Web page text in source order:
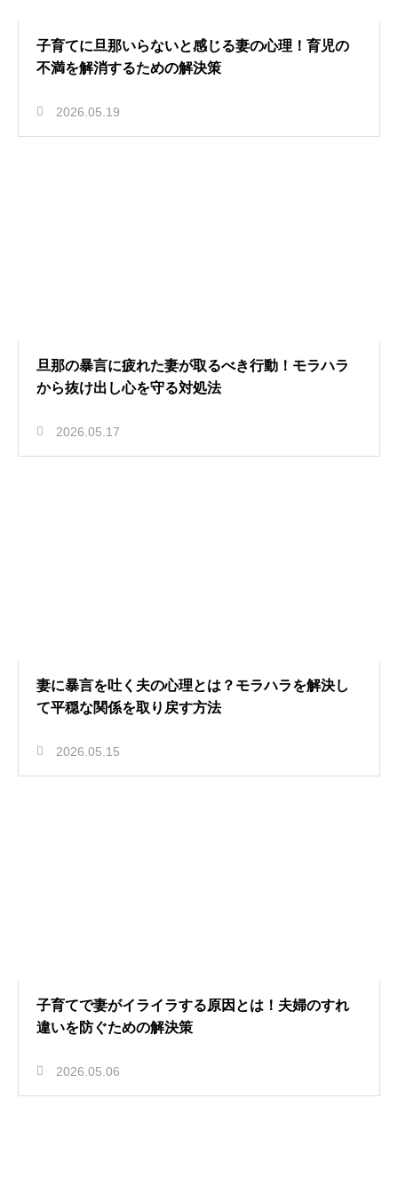
子育てに旦那いらないと感じる妻の心理！育児の
不満を解消するための解決策
2026.05.19
旦那の暴言に疲れた妻が取るべき行動！モラハラ
から抜け出し心を守る対処法
2026.05.17
妻に暴言を吐く夫の心理とは？モラハラを解決し
て平穏な関係を取り戻す方法
2026.05.15
子育てで妻がイライラする原因とは！夫婦のすれ
違いを防ぐための解決策
2026.05.06